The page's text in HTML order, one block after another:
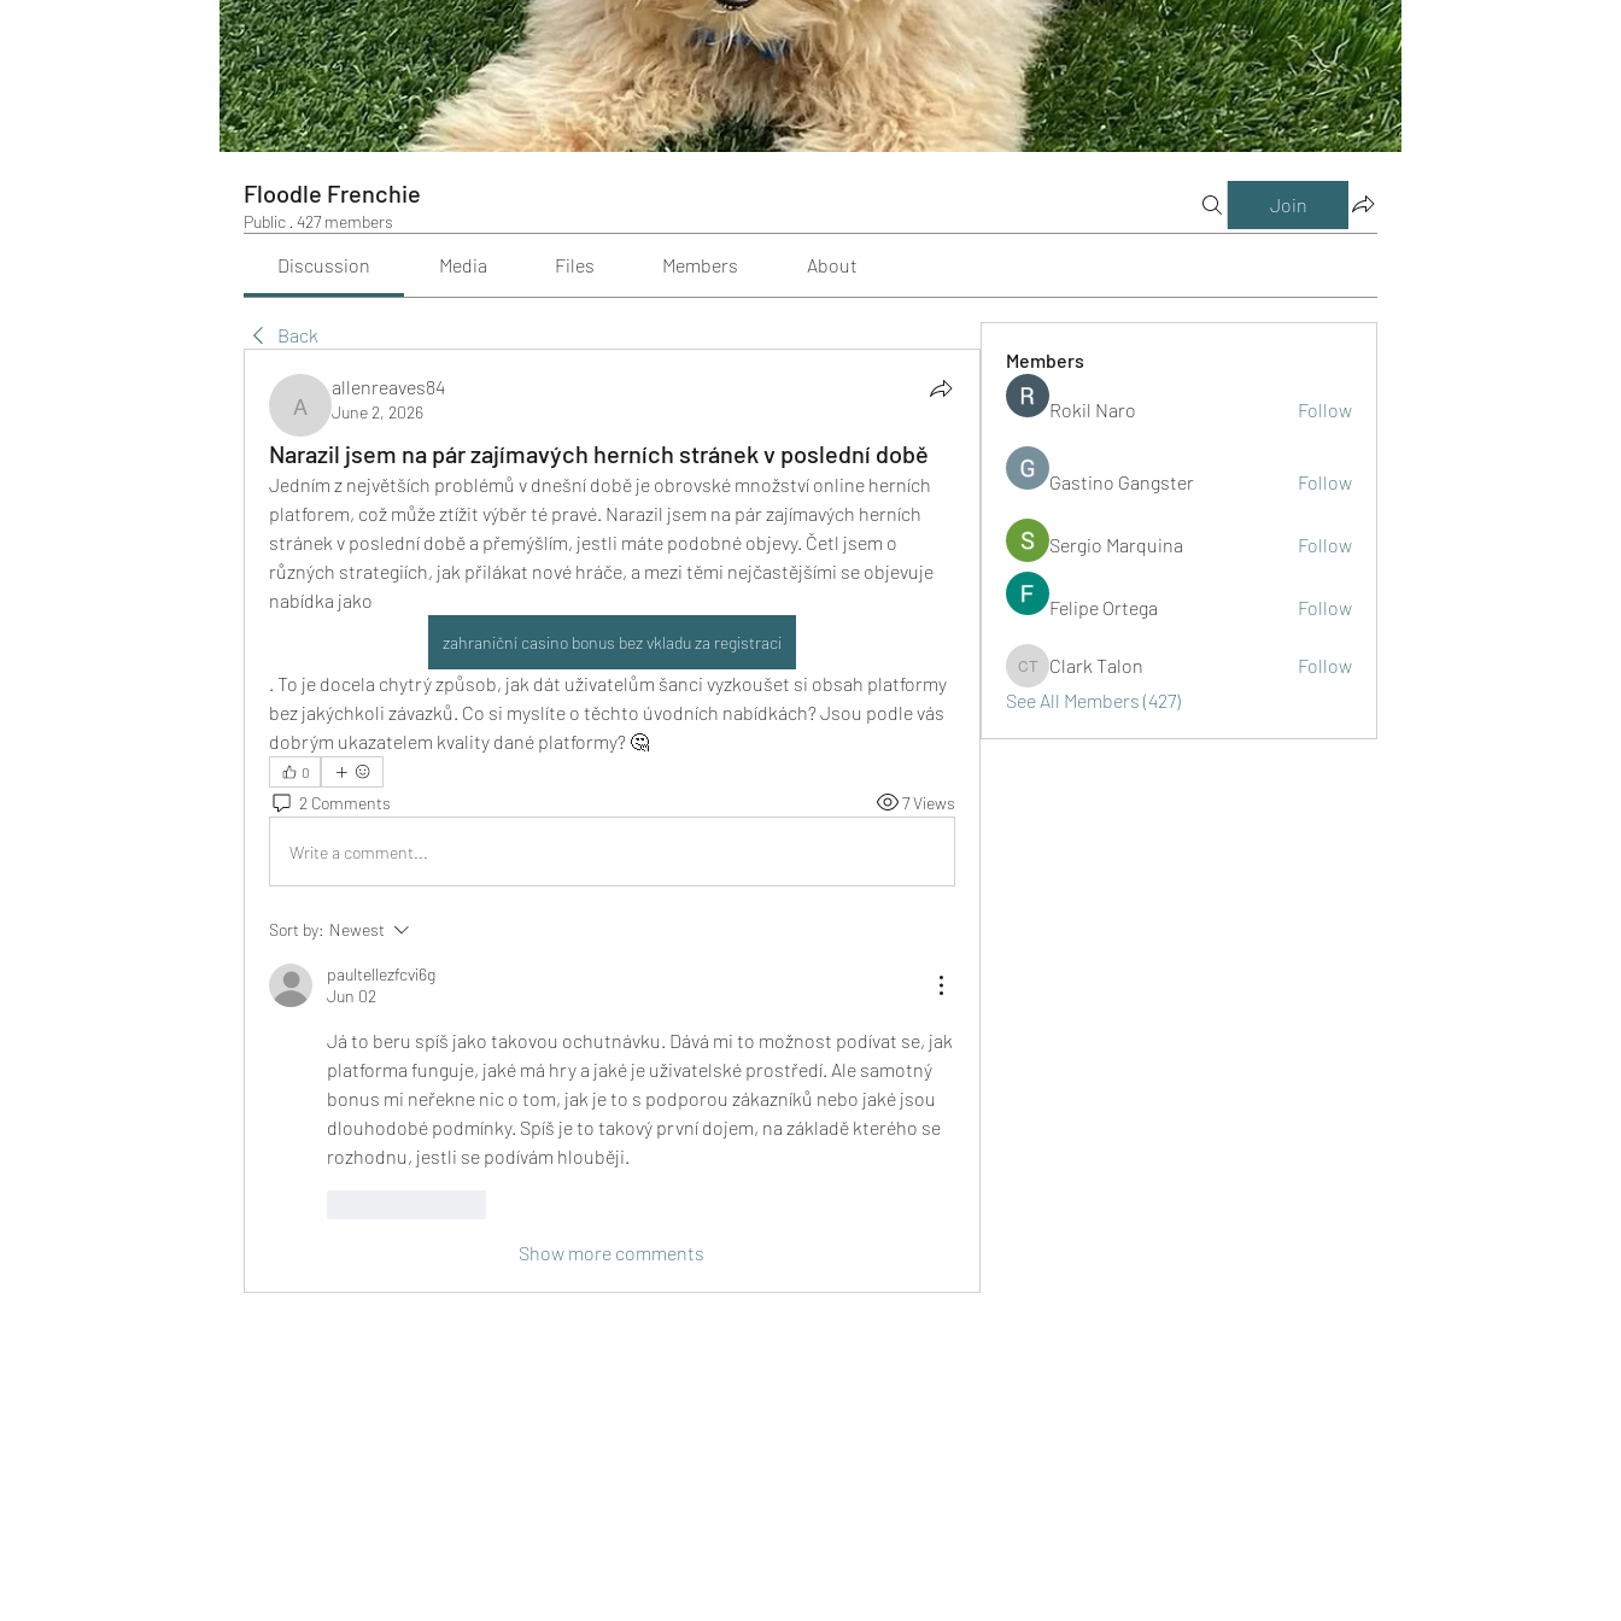
Floodle Frenchie
Public · 427 members
Join
Discussion Media Files Members About
Back
allenreaves84
allenreaves84
June 2, 2026
Narazil jsem na pár zajímavých herních stránek v poslední době
Jedním z největších problémů v dnešní době je obrovské množství online herních
platforem, což může ztížit výběr té pravé. Narazil jsem na pár zajímavých herních
stránek v poslední době a přemýšlím, jestli máte podobné objevy. Četl jsem o
různých strategiích, jak přilákat nové hráče, a mezi těmi nejčastějšími se objevuje
nabídka jako
zahraniční casino bonus bez vkladu za registraci
. To je docela chytrý způsob, jak dát uživatelům šanci vyzkoušet si obsah platformy
bez jakýchkoli závazků. Co si myslíte o těchto úvodních nabídkách? Jsou podle vás
dobrým ukazatelem kvality dané platformy? 🤔
0
2 Comments 7 Views
Write a comment...
Sort by: Newest
paultellezfcvi6g
Jun 02
Já to beru spíš jako takovou ochutnávku. Dává mi to možnost podívat se, jak
platforma funguje, jaké má hry a jaké je uživatelské prostředí. Ale samotný
bonus mi neřekne nic o tom, jak je to s podporou zákazníků nebo jaké jsou
dlouhodobé podmínky. Spíš je to takový první dojem, na základě kterého se
rozhodnu, jestli se podívám hlouběji.
Show more comments
Members
Rokil Naro Follow
Gastino Gangster Follow
Sergio Marquina Follow
Felipe Ortega Follow
Clark Talon
Clark Talon
Follow
See All Members (427)